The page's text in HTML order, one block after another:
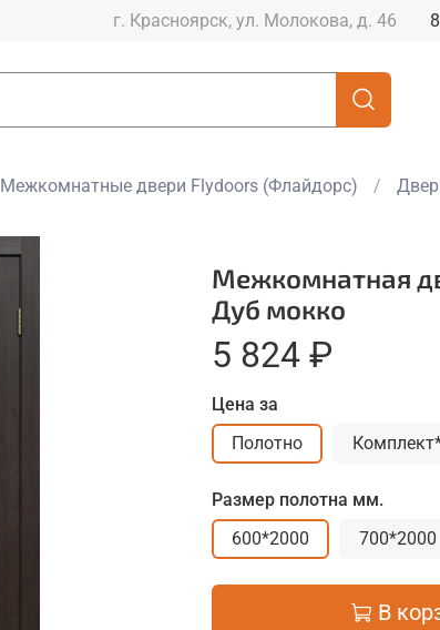
г. Красноярск, ул. Молокова, д. 46
Межкомнатные двери Flydoors (Флайдорс)
Межкомнатная
Дуб мокко
5 824 ₽
Цена за
Полотно
Размер полотна мм.
600*2000
700*2000
В